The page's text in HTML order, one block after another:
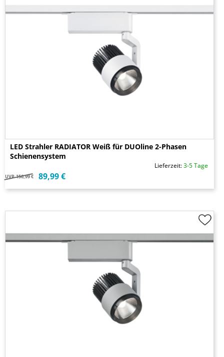
LED Strahler RADIATOR Weiß für DUOline 2-Phasen
Schienensystem
Lieferzeit:3-5 Tage
UVP 156,99 € 89,99 €